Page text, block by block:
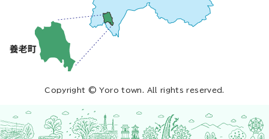
Copyright © Yoro town. All rights reserved.